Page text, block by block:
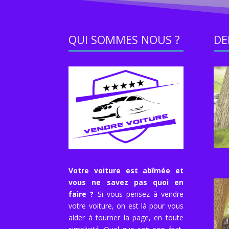
QUI SOMMES NOUS ?
Votre voiture est abîmée et
vous ne savez pas quoi en
faire ? Si vous pensez à vendre
votre voiture, on est là pour vous
aider à tourner la page, en toute